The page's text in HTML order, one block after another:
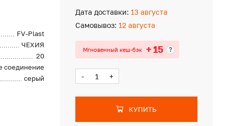
FV-Plast
ЧЕХИЯ
20
соединение
серый
Дата доставки: 13 августа
Самовывоз: 12 августа
Мгновенный кеш-бэк + 15 ?
- +
КУПИТЬ